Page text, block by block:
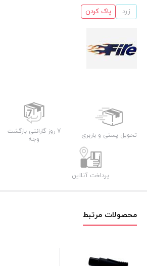
زرد پاک کردن
تحویل پستی و باربری
7 روز گارانتی بازگشت
وجه
پرداخت آنلاین
محصولات مرتبط
تورچ کمپو ۶۱۶